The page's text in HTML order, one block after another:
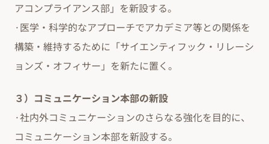
アコンプライアンス部」を新設する。
·医学・科学的なアプローチでアカデミア等との関係を
構築・維持するために「サイエンティフック・リレーシ
ョンズ・オフィサー」を新たに置く。
３）コミュニケーション本部の新設
·社内外コミュニケーションのさらなる強化を目的に、
コミュニケーション本部を新設する。